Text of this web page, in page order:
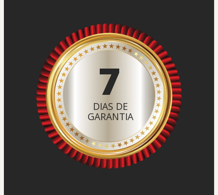
7
DIAS DE
GARANTIA